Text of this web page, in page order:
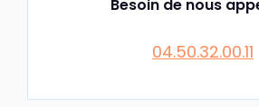
Besoin de nous
04.50.32.00.11